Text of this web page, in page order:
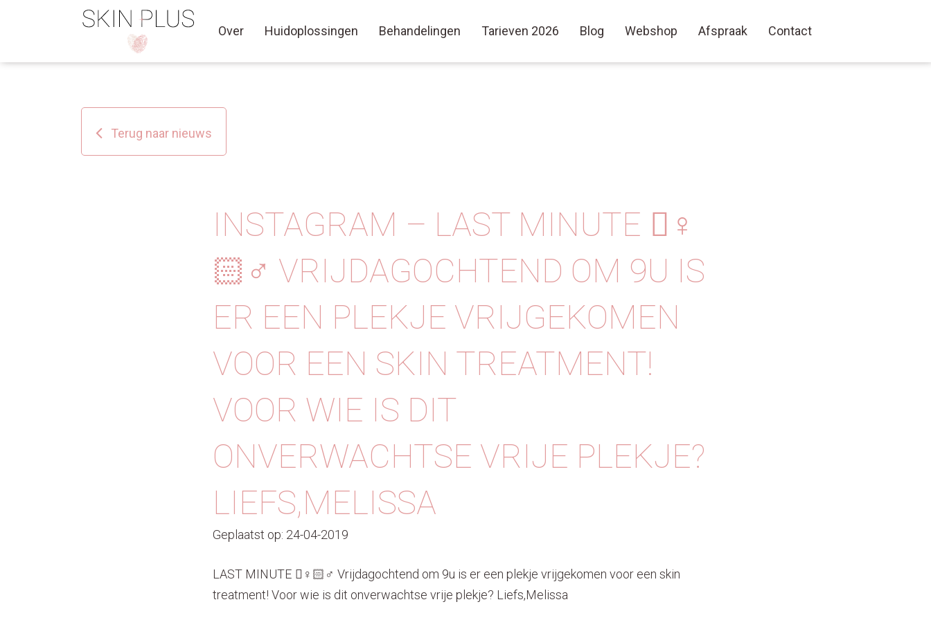
Over Huidoplossingen Behandelingen Tarieven 2026 Blog Webshop Afspraak Contact
Terug naar nieuws
INSTAGRAM – LAST MINUTE 🏼‍♀️
🏻‍♂️ VRIJDAGOCHTEND OM 9U IS
ER EEN PLEKJE VRIJGEKOMEN
VOOR EEN SKIN TREATMENT!
VOOR WIE IS DIT
ONVERWACHTSE VRIJE PLEKJE?
LIEFS,MELISSA
Geplaatst op: 24-04-2019
LAST MINUTE 🏼‍♀️🏻‍♂️ Vrijdagochtend om 9u is er een plekje vrijgekomen voor een skin
treatment! Voor wie is dit onverwachtse vrije plekje? Liefs,Melissa